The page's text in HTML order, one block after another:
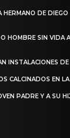
HERMANO DE
HOMBRE SIN VIDA
INSTALACIONES
CALCINADOS EN
PADRE Y A SU